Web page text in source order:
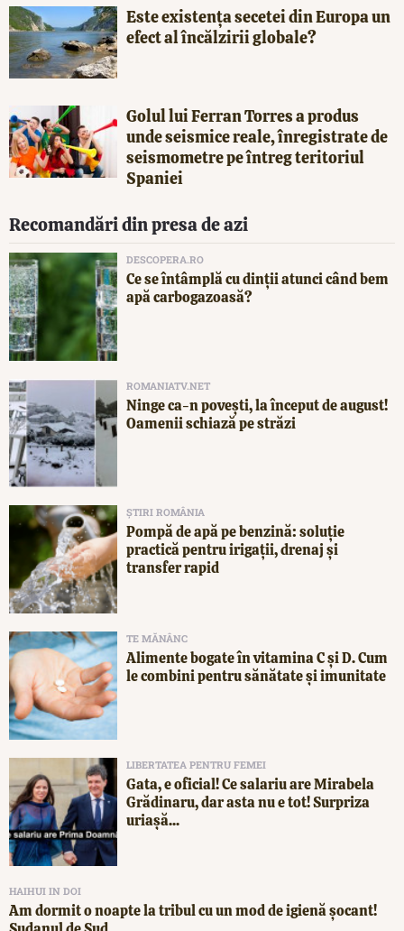
Este existența secetei din Europa un
efect al încălzirii globale?
Golul lui Ferran Torres a produs
unde seismice reale, înregistrate de
seismometre pe întreg teritoriul
Spaniei
Recomandări din presa de azi
DESCOPERA.RO
Ce se întâmplă cu dinții atunci când bem
apă carbogazoasă?
ROMANIATV.NET
Ninge ca-n povești, la început de august!
Oamenii schiază pe străzi
ȘTIRI ROMÂNIA
Pompă de apă pe benzină: soluție
practică pentru irigații, drenaj și
transfer rapid
TE MĂNÂNC
Alimente bogate în vitamina C și D. Cum
le combini pentru sănătate și imunitate
LIBERTATEA PENTRU FEMEI
Gata, e oficial! Ce salariu are Mirabela
Grădinaru, dar asta nu e tot! Surpriza
uriașă...
HAIHUI IN DOI
Am dormit o noapte la tribul cu un mod de igienă șocant!